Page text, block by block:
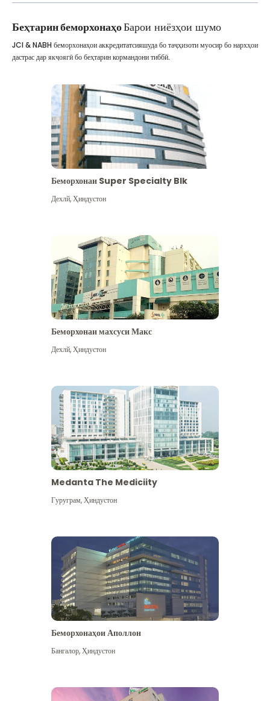
Беҳтарин беморхонаҳоБарои ниёзҳои шумо
Бештар дидан
JCI & NABH беморхонаҳои аккредитатсияшуда бо таҷҳизоти муосир бо нархҳои
дастрас дар якҷоягӣ бо беҳтарин кормандони тиббӣ.
Беморхонаи Super Specialty Blk
Дехлй,Ҳиндустон
Беморхонаи махсуси Макс
Дехлй,Ҳиндустон
Medanta The Mediciity
Гуруграм,Ҳиндустон
Беморхонаҳои Аполлон
Бангалор,Ҳиндустон